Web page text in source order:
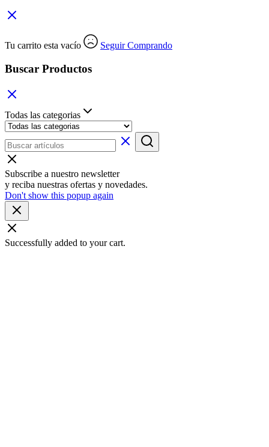
Tu carrito esta vacío Seguir Comprando
Buscar Productos
Todas las categorias
Subscribe a nuestro newsletter
y reciba nuestras ofertas y novedades.
Don't show this popup again
Successfully added to your cart.